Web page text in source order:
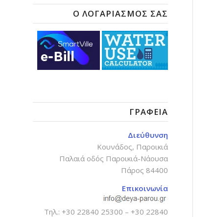
Ο ΛΟΓΑΡΙΑΣΜΌΣ ΣΑΣ
ΓΡΑΦΕΊΑ
Διεύθυνση
Κουνάδος, Παροικιά
Παλαιά οδός Παροικιά-Νάουσα
Πάρος 84400
Επικοινωνία
Τηλ.: +30 22840 25300 – +30 22840